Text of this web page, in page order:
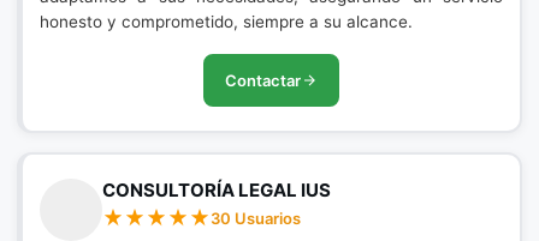
honesto y comprometido, siempre a su alcance.
Contactar
CONSULTORÍA LEGAL IUS
30 Usuarios